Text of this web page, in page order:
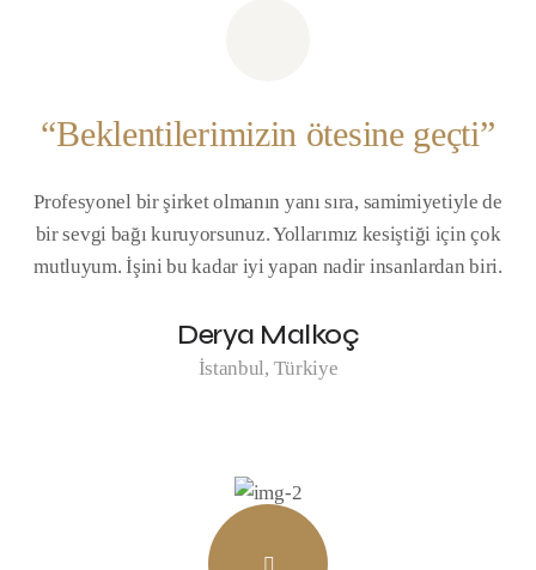
“Beklentilerimizin ötesine geçti”
Profesyonel bir şirket olmanın yanı sıra, samimiyetiyle de
bir sevgi bağı kuruyorsunuz. Yollarımız kesiştiği için çok
mutluyum. İşini bu kadar iyi yapan nadir insanlardan biri.
Derya Malkoç
İstanbul, Türkiye